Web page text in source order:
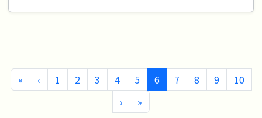
«第一頁
‹上一頁
1 2 3 4 5 6(目前頁次)
7 8 9
10
›下一頁
»最後頁